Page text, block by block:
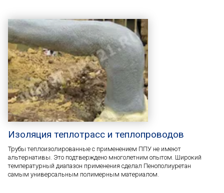
Изоляция теплотрасс и теплопроводов
Трубы теплоизолированные с применением ППУ не имеют
альтернативы. Это подтверждено многолетним опытом. Широкий
температурный диапазон применения сделал Пенополиуретан
самым универсальным полимерным материалом.